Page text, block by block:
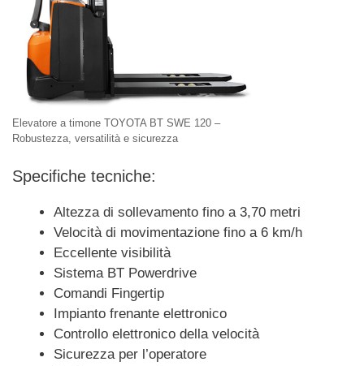
Elevatore a timone TOYOTA BT SWE 120 –
Robustezza, versatilità e sicurezza
Specifiche tecniche:
Altezza di sollevamento fino a 3,70 metri
Velocità di movimentazione fino a 6 km/h
Eccellente visibilità
Sistema BT Powerdrive
Comandi Fingertip
Impianto frenante elettronico
Controllo elettronico della velocità
Sicurezza per l’operatore